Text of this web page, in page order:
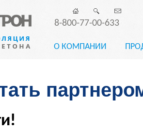
8-800-77-00-633
О КОМПАНИИ